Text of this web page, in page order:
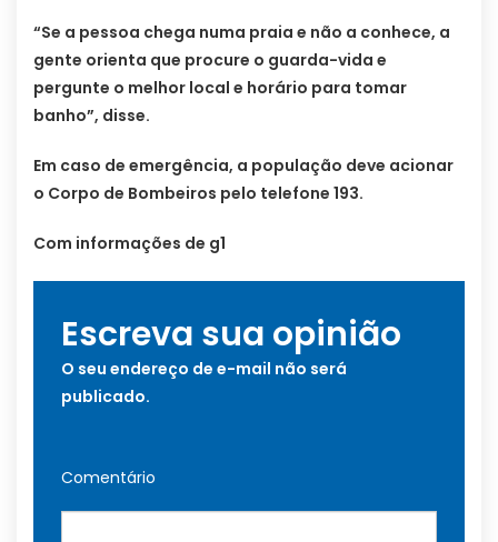
“Se a pessoa chega numa praia e não a conhece, a
gente orienta que procure o guarda-vida e
pergunte o melhor local e horário para tomar
banho”, disse.
Em caso de emergência, a população deve acionar
o Corpo de Bombeiros pelo telefone 193.
Com informações de g1
Escreva sua opinião
O seu endereço de e-mail não será
publicado.
Comentário